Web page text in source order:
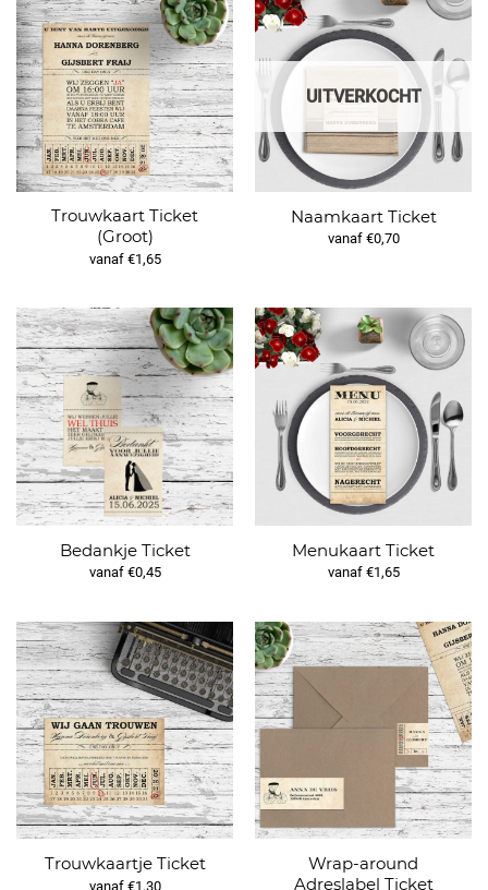
Trouwkaart Ticket
(Groot)
vanaf €1,65
UITVERKOCHT
Naamkaart Ticket
vanaf €0,70
Bedankje Ticket
vanaf €0,45
Menukaart Ticket
vanaf €1,65
Trouwkaartje Ticket
vanaf €1,30
Wrap-around
Adreslabel Ticket